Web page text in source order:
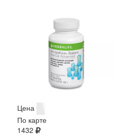
Цена
По карте
1432